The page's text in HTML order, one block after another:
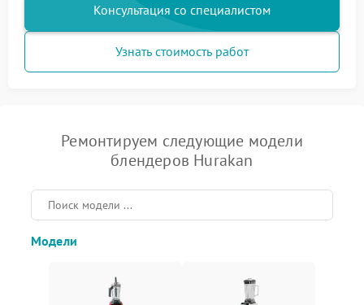
Консультация со специалистом
Узнать стоимость работ
Ремонтируем следующие модели
блендеров Hurakan
Модели